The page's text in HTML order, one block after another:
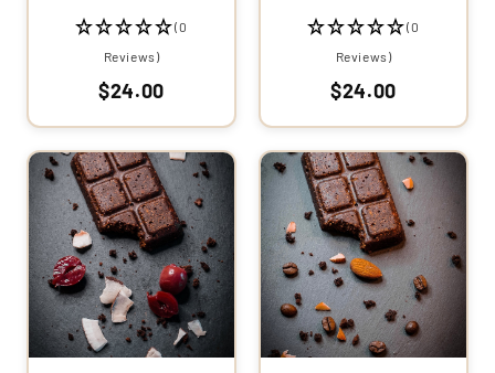
(0
Reviews)
$24.00
(0
Reviews)
$24.00